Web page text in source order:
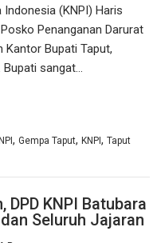
(KNPI) Haris
Penanganan Darurat
Kantor Bupati Taput,
Bupati sangat…
,Gempa Taput,KNPI,Taput
KNPI Batubara
Seluruh Jajaran